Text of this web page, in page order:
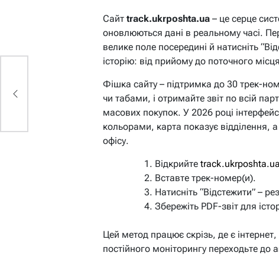
Сайт track.ukrposhta.ua – це серце
оновлюються дані в реальному часі.
велике поле посередині й натисніть
історію: від прийому до поточного
Фішка сайту – підтримка до 30 трек-
чи табами, і отримайте звіт по всій
масових покупок. У 2026 році
кольорами, карта показує
офісу.
Відкрийте
Вставте трек-номер(и).
Натисніть “Відстежити” –
Збережіть PDF-звіт для
Цей метод працює скрізь, де є
постійного моніторингу переходьте до